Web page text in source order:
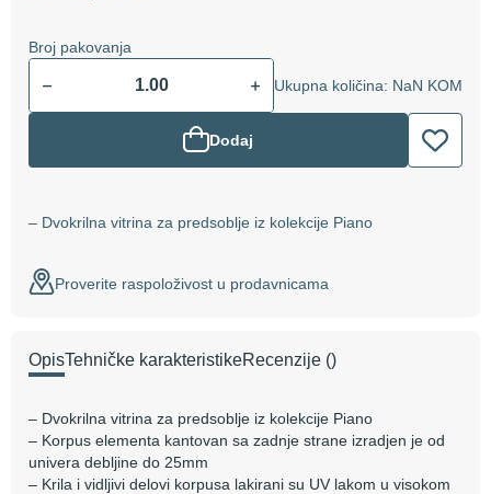
Broj pakovanja
Ukupna količina: NaN KOM
Dodaj
– Dvokrilna vitrina za predsoblje iz kolekcije Piano
Proverite raspoloživost u prodavnicama
OpisTehničke karakteristikeRecenzije ()
– Dvokrilna vitrina za predsoblje iz kolekcije Piano
– Korpus elementa kantovan sa zadnje strane izradjen je od
univera debljine do 25mm
– Krila i vidljivi delovi korpusa lakirani su UV lakom u visokom